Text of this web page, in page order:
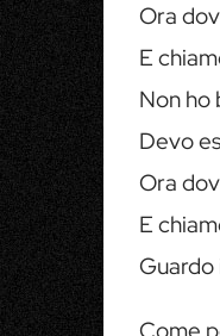
Ora
E
Non ho
Devo
Ora
E
Guardo